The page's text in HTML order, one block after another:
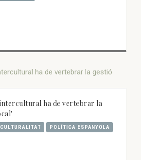
ha de vertebrar la
POLÍTICA ESPANYOLA